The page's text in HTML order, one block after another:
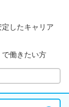
したキャリア
働きたい方